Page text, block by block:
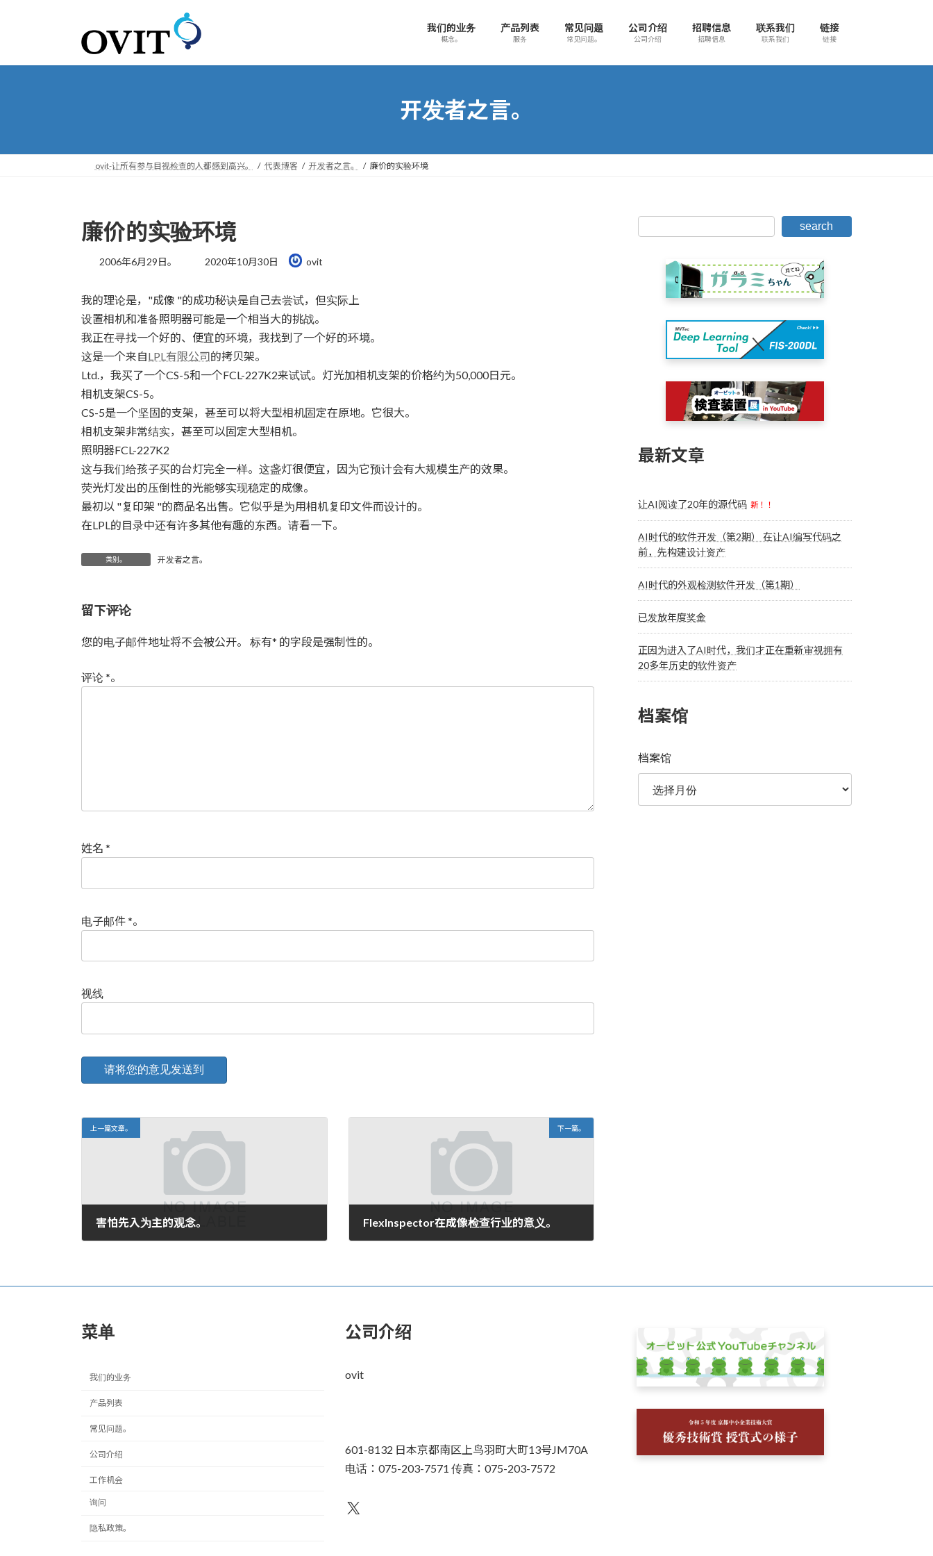
我们的业务
概念。
产品列表
服务
常见问题
常见问题。
公司介绍
公司介绍
招聘信息
招聘信息
联系我们
联系我们
链接
链接
开发者之言。
ovit-让所有参与目视检查的人都感到高兴。 代表博客 开发者之言。 廉价的实验环境
廉价的实验环境
2006年6月29日。
最
新
时
间：
2020年10月30日 ovit
我的理论是，"成像 "的成功秘诀是自己去尝试，但实际上
设置相机和准备照明器可能是一个相当大的挑战。
我正在寻找一个好的、便宜的环境，我找到了一个好的环境。
这是一个来自LPL有限公司的拷贝架。
Ltd.，我买了一个CS-5和一个FCL-227K2来试试。灯光加相机支架的价格约为50,000日元。
相机支架CS-5。
CS-5是一个坚固的支架，甚至可以将大型相机固定在原地。它很大。
相机支架非常结实，甚至可以固定大型相机。
照明器FCL-227K2
这与我们给孩子买的台灯完全一样。这盏灯很便宜，因为它预计会有大规模生产的效果。
荧光灯发出的压倒性的光能够实现稳定的成像。
最初以 "复印架 "的商品名出售。它似乎是为用相机复印文件而设计的。
在LPL的目录中还有许多其他有趣的东西。请看一下。
类别。 开发者之言。
留下评论
您的电子邮件地址将不会被公开。 标有* 的字段是强制性的。
评论*。
姓名 *
电子邮件*。
视线
上一篇文章。
害怕先入为主的观念。
下一篇。
FlexInspector在成像检查行业的意义。
search
最新文章
让AI阅读了20年的源代码 新！！
AI时代的软件开发（第2期） 在让AI编写代码之
前，先构建设计资产
AI时代的外观检测软件开发（第1期）
已发放年度奖金
正因为进入了AI时代，我们才正在重新审视拥有
20多年历史的软件资产
档案馆
档案馆
菜单
我们的业务
产品列表
常见问题。
公司介绍
工作机会
询问
隐私政策。
公司介绍
ovit
601-8132 日本京都南区上鸟羽町大町13号JM70A
电话：075-203-7571 传真：075-203-7572
不为人知